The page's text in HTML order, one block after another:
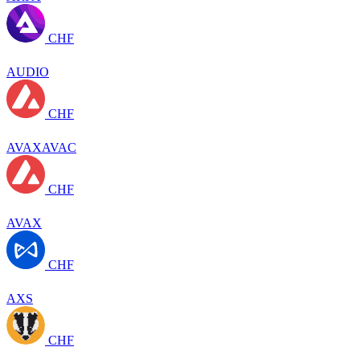
CHF
AUDIO
CHF
AVAXAVAC
CHF
AVAX
CHF
AXS
CHF